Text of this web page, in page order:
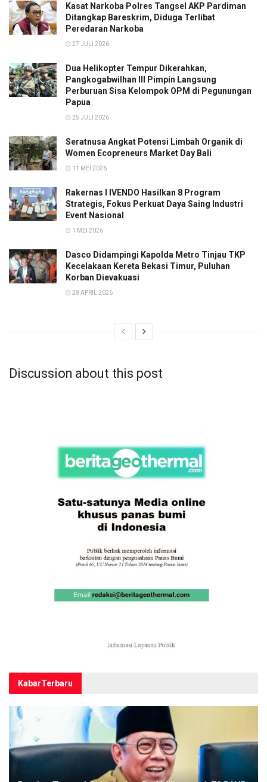
Kasat Narkoba Polres Tangsel AKP Pardiman
Ditangkap Bareskrim, Diduga Terlibat
Peredaran Narkoba
27 JULI 2026
Dua Helikopter Tempur Dikerahkan,
Pangkogabwilhan III Pimpin Langsung
Perburuan Sisa Kelompok OPM di Pegunungan
Papua
25 JULI 2026
Seratnusa Angkat Potensi Limbah Organik di
Women Ecopreneurs Market Day Bali
11 MEI 2026
Rakernas I IVENDO Hasilkan 8 Program
Strategis, Fokus Perkuat Daya Saing Industri
Event Nasional
1 MEI 2026
Dasco Didampingi Kapolda Metro Tinjau TKP
Kecelakaan Kereta Bekasi Timur, Puluhan
Korban Dievakuasi
28 APRIL 2026
Discussion about this post
KabarTerbaru